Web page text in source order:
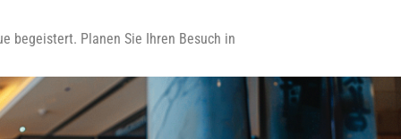
begeistert. Planen Sie Ihren Besuch in